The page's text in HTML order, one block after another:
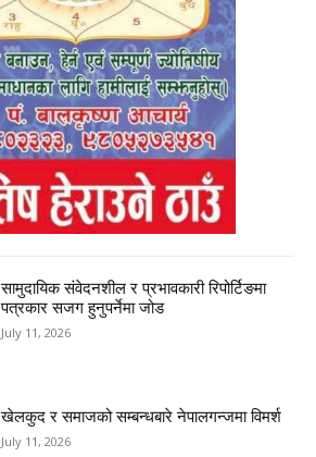
सामुदायिक संवेदनशील र प्रभावकारी रिपोर्टिङमा
पत्रकार सजग हुनुपर्नेमा जोड
July 11, 2026
खेलकुद र समाजको सम्बन्धबारे नेपालगन्जमा विमर्श
July 11, 2026